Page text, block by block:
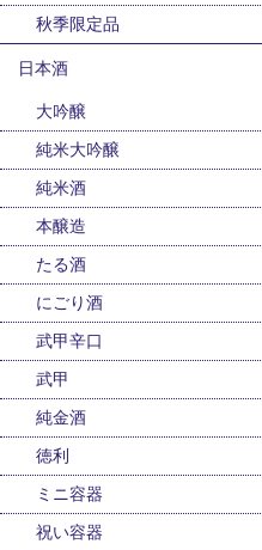
秋季限定品
日本酒
大吟醸
純米大吟醸
純米酒
本醸造
たる酒
にごり酒
武甲辛口
武甲
純金酒
徳利
ミニ容器
祝い容器